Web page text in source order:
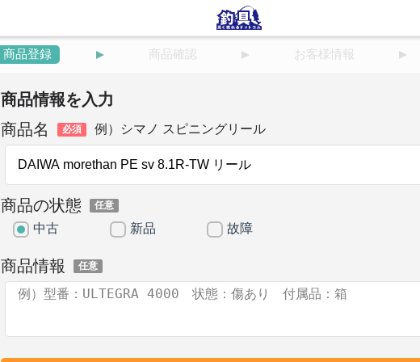
商品登録 商品確認 お客様情報
商品情報を入力
商品名
必須 例）シマノ スピニングリール
商品の状態 任意
中古 新品 故障
商品情報 任意